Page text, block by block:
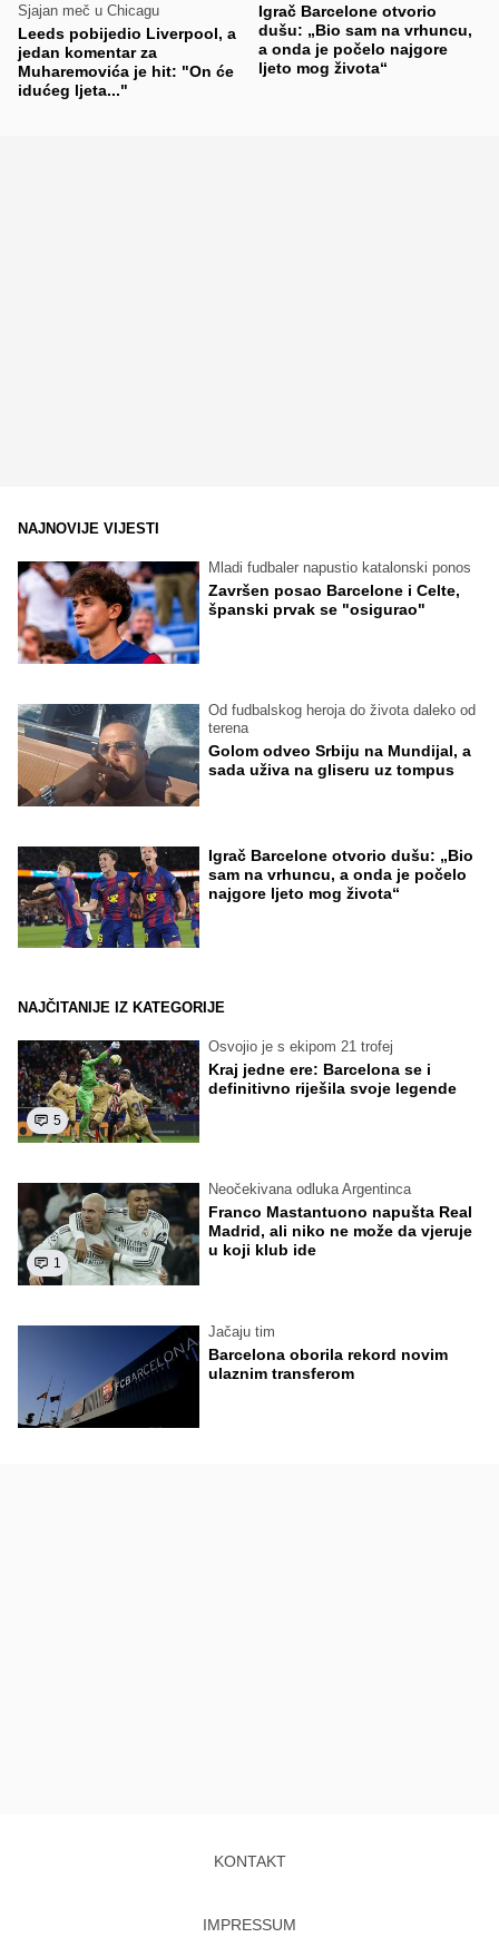
Sjajan meč u Chicagu
Leeds pobijedio Liverpool, a
jedan komentar za
Muharemovića je hit: "On će
idućeg ljeta..."
Igrač Barcelone otvorio
dušu: „Bio sam na vrhuncu,
a onda je počelo najgore
ljeto mog života“
NAJNOVIJE VIJESTI
Mladi fudbaler napustio katalonski ponos
Završen posao Barcelone i Celte,
španski prvak se "osigurao"
Od fudbalskog heroja do života daleko od
terena
Golom odveo Srbiju na Mundijal, a
sada uživa na gliseru uz tompus
Igrač Barcelone otvorio dušu: „Bio
sam na vrhuncu, a onda je počelo
najgore ljeto mog života“
NAJČITANIJE IZ KATEGORIJE
5
Osvojio je s ekipom 21 trofej
Kraj jedne ere: Barcelona se i
definitivno riješila svoje legende
1
Neočekivana odluka Argentinca
Franco Mastantuono napušta Real
Madrid, ali niko ne može da vjeruje
u koji klub ide
Jačaju tim
Barcelona oborila rekord novim
ulaznim transferom
KONTAKT
IMPRESSUM